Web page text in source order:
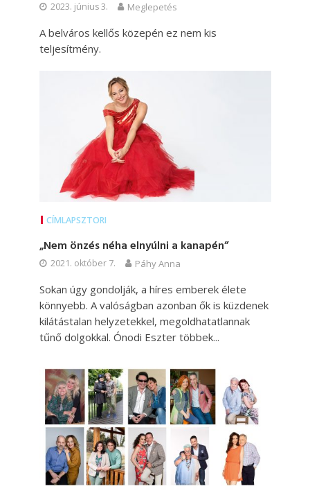
2023. június 3. Meglepetés
A belváros kellős közepén ez nem kis
teljesítmény.
CÍMLAPSZTORI
„Nem önzés néha elnyúlni a kanapén”
2021. október 7. Páhy Anna
Sokan úgy gondolják, a híres emberek élete
könnyebb. A valóságban azonban ők is küzdenek
kilátástalan helyzetekkel, megoldhatatlannak
tűnő dolgokkal. Ónodi Eszter többek...